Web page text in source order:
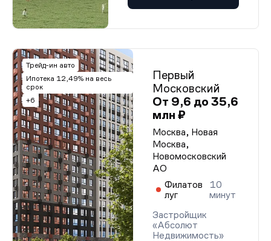
Трейд-ин авто
Ипотека 12,49% на весь
срок
+6
Первый
Московский
От 9,6 до 35,6
млн ₽
Москва, Новая
Москва,
Новомосковский
АО
Филатов
луг
10
минут
Застройщик
«Абсолют
Недвижимость»